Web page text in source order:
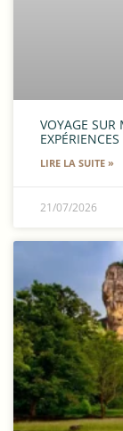
VOYAGE SUR
LIRE LA SUITE »
21/07/2026